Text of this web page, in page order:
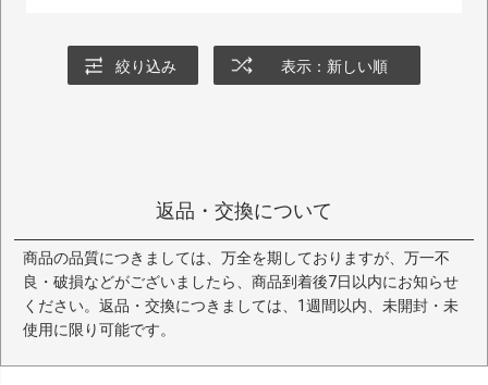
絞り込み 表示：新しい順
返品・交換について
商品の品質につきましては、万全を期しておりますが、万一不
良・破損などがございましたら、商品到着後7日以内にお知らせ
ください。返品・交換につきましては、1週間以内、未開封・未
使用に限り可能です。